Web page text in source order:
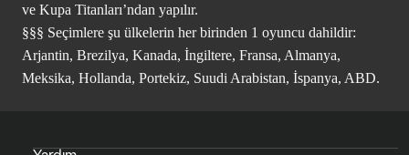
ve Kupa Titanları’ndan yapılır.
§§§ Seçimlere şu ülkelerin her birinden 1 oyuncu dahildir:
Arjantin, Brezilya, Kanada, İngiltere, Fransa, Almanya,
Meksika, Hollanda, Portekiz, Suudi Arabistan, İspanya, ABD.